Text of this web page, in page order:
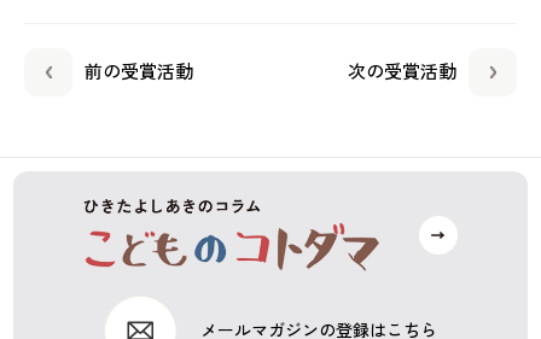
前の受賞活動 次の受賞活動
メールマガジンの登録はこちら